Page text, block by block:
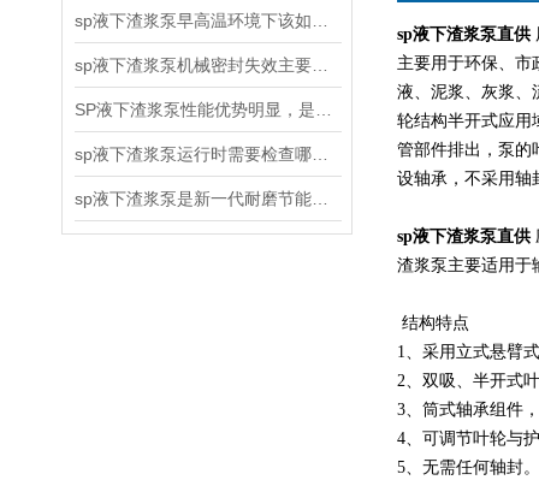
sp液下渣浆泵直供
主要用于环保、市
液、泥浆、灰浆、
轮结构半开式应用
管部件排出，泵的
设轴承，不采用轴
sp液下渣浆泵直供
渣浆泵主要适用于
​ 结构特点
1、采用立式悬臂
2、双吸、半开式
3、筒式轴承组件
4、可调节叶轮与
5、无需任何轴封。